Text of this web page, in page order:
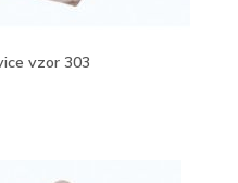
vzor 303